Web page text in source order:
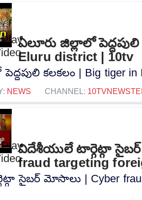
ఏలూరు జిల్లాలో
Eluru district | 10tv
కలకలం | Big tiger in
NEWS CHANNEL:
విదేశీయులే టార్గెట్గా
fraud targeting
సైబర్ మోసాలు | Cyber ​​fraud